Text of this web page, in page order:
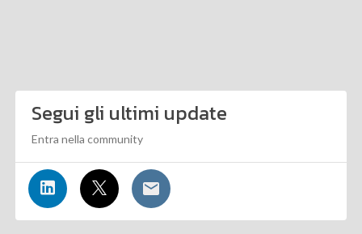
Segui gli ultimi update
Entra nella community